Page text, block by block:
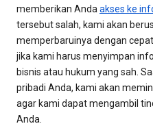
memberikan Andaakses ke
tersebut salah, kami akan
memperbaruinya dengan
jika kami harus menyimpan
bisnis atau hukum yang sah.
pribadi Anda, kami akan
agar kami dapat mengambil
Anda.